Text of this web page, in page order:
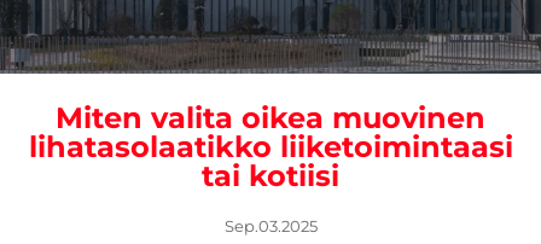
Miten valita oikea muovinen
lihatasolaatikko liiketoimintaasi
tai kotiisi
Sep.03.2025